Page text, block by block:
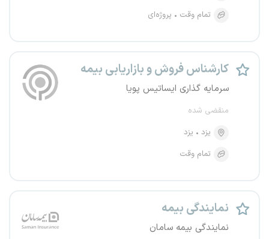
تمام وقت
پروژه‌ای
کارشناس فروش و بازاریابی بیمه
سرمایه گذاری ایساتیس پویا
منقضی شده
یزد
یزد
تمام وقت
نمایندگی بیمه
نمایندگی بیمه سامان